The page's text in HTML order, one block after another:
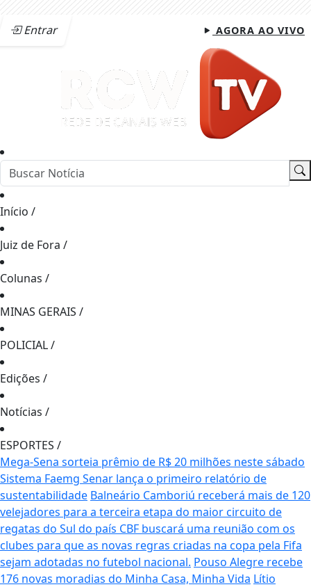
Entrar AGORA AO VIVO
Início /
Juiz de Fora /
Colunas /
MINAS GERAIS /
POLICIAL/
Edições /
Notícias /
ESPORTES /
Mega-Sena sorteia prêmio de R$ 20 milhões neste sábado
Sistema Faemg Senar lança o primeiro relatório de
sustentabilidade Balneário Camboriú receberá mais de 120
velejadores para a terceira etapa do maior circuito de
regatas do Sul do país CBF buscará uma reunião com os
clubes para que as novas regras criadas na copa pela Fifa
sejam adotadas no futebol nacional. Pouso Alegre recebe
176 novas moradias do Minha Casa, Minha Vida Lítio